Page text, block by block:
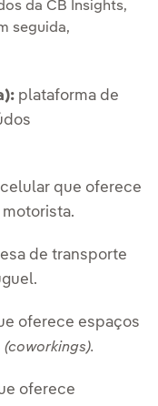
da CB Insights,
seguida,
plataforma de
que oferece
de transporte
oferece espaços
(coworkings).
oferece